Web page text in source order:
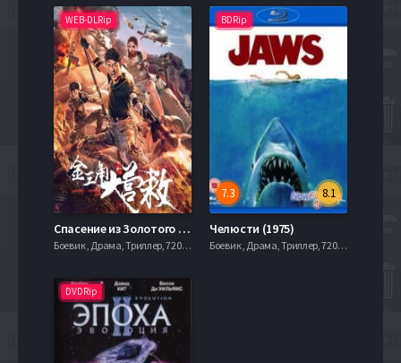
WEB-DLRip
Спасение из Золотого треугольника (2018)
Боевик , Драма, Триллер, 720hd, mobilen,
BDRip
8.1
7.3
Челюсти (1975)
Боевик , Драма, Триллер, 720hd, mobilen,
DVDRip